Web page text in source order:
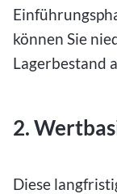
können Sie
Lagerbestand
2.
Diese